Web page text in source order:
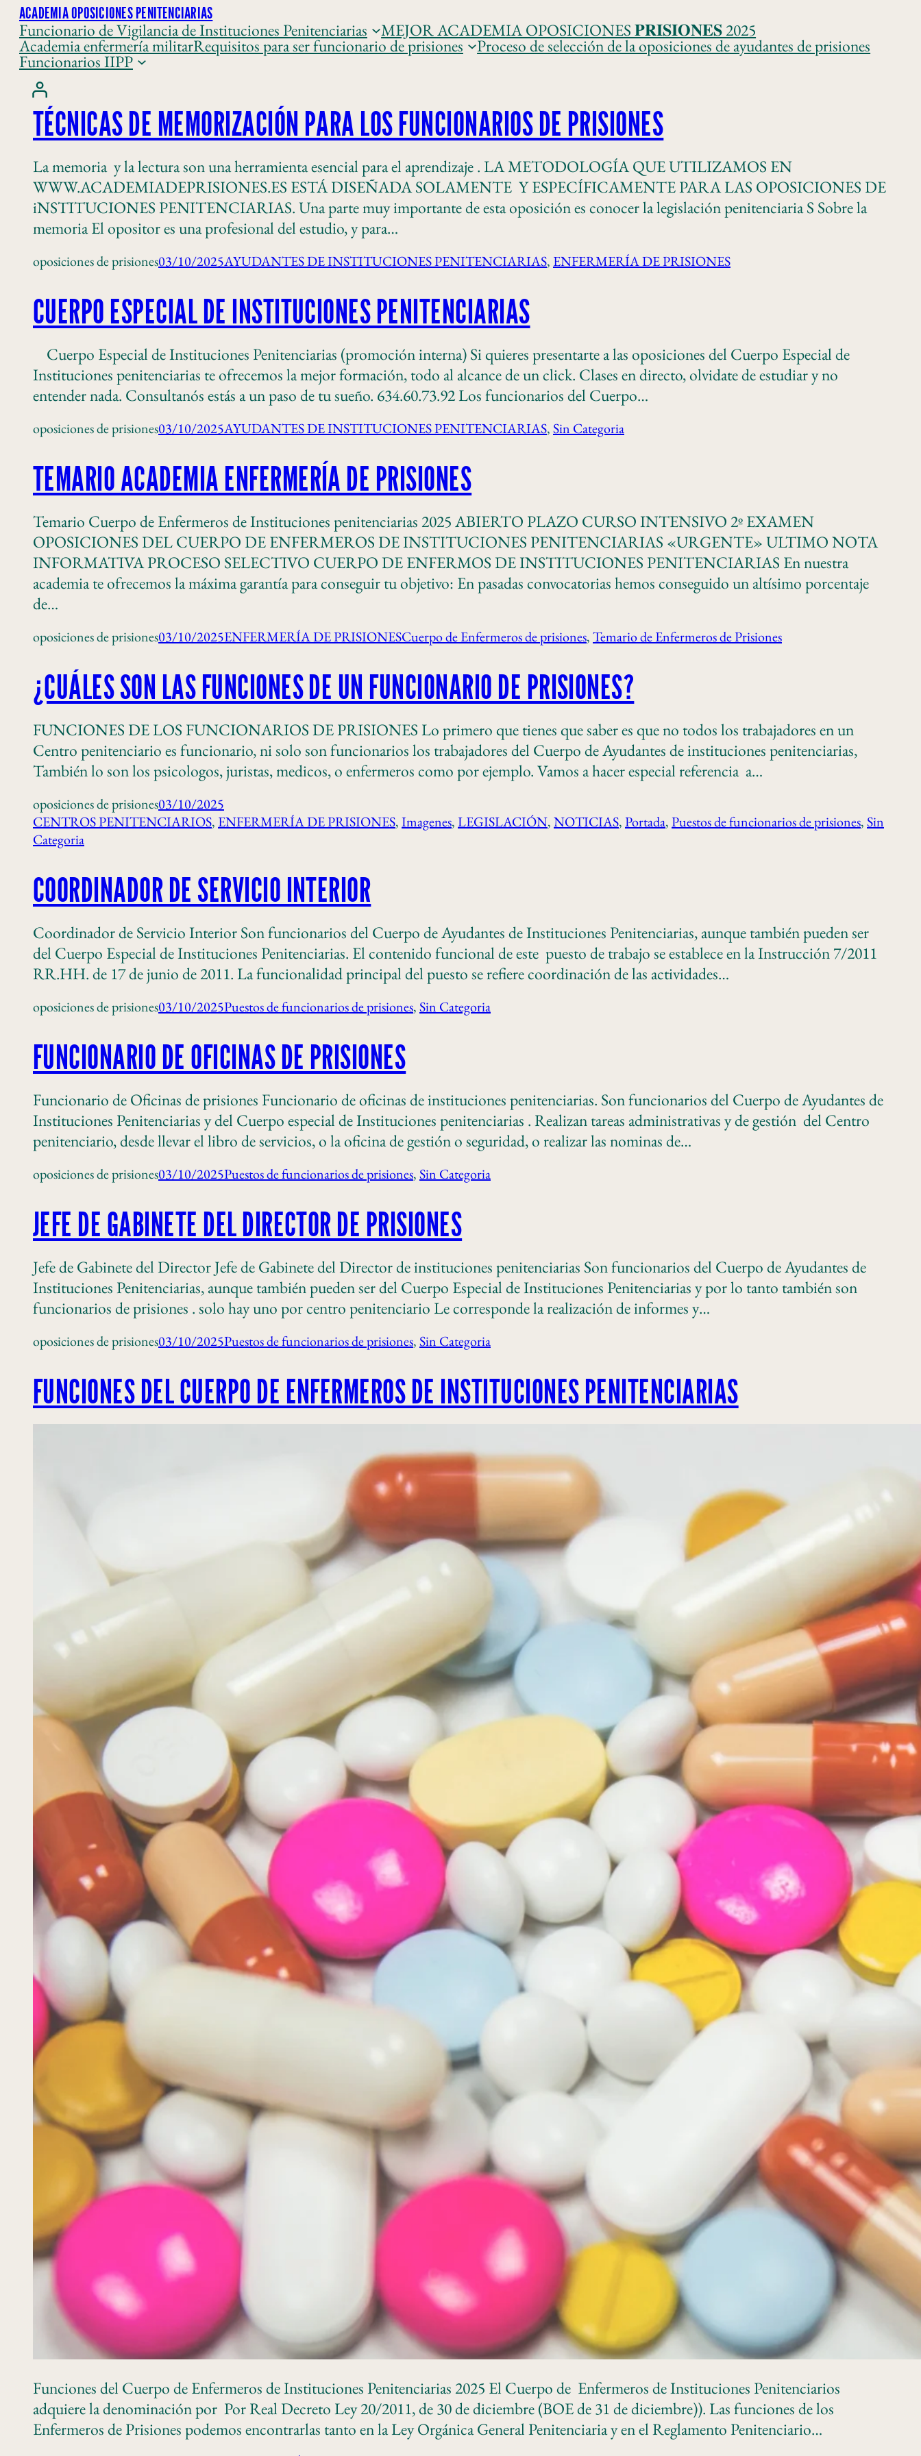
ACADEMIA OPOSICIONES PENITENCIARIAS
Funcionario de Vigilancia de Instituciones Penitenciarias MEJOR ACADEMIA OPOSICIONES 𝐏𝐑𝐈𝐒𝐈𝐎𝐍𝐄𝐒 2025
Academia enfermería militarRequisitos para ser funcionario de prisiones Proceso de selección de la oposiciones de ayudantes de prisiones
Funcionarios IIPP
TÉCNICAS DE MEMORIZACIÓN PARA LOS FUNCIONARIOS DE PRISIONES
La memoria y la lectura son una herramienta esencial para el aprendizaje . LA METODOLOGÍA QUE UTILIZAMOS EN
WWW.ACADEMIADEPRISIONES.ES ESTÁ DISEÑADA SOLAMENTE Y ESPECÍFICAMENTE PARA LAS OPOSICIONES DE
iNSTITUCIONES PENITENCIARIAS. Una parte muy importante de esta oposición es conocer la legislación penitenciaria S Sobre la
memoria El opositor es una profesional del estudio, y para…
oposiciones de prisiones03/10/2025AYUDANTES DE INSTITUCIONES PENITENCIARIAS, ENFERMERÍA DE PRISIONES
CUERPO ESPECIAL DE INSTITUCIONES PENITENCIARIAS
Cuerpo Especial de Instituciones Penitenciarias (promoción interna) Si quieres presentarte a las oposiciones del Cuerpo Especial de
Instituciones penitenciarias te ofrecemos la mejor formación, todo al alcance de un click. Clases en directo, olvidate de estudiar y no
entender nada. Consultanós estás a un paso de tu sueño. 634.60.73.92 Los funcionarios del Cuerpo…
oposiciones de prisiones03/10/2025AYUDANTES DE INSTITUCIONES PENITENCIARIAS, Sin Categoria
TEMARIO ACADEMIA ENFERMERÍA DE PRISIONES
Temario Cuerpo de Enfermeros de Instituciones penitenciarias 2025 ABIERTO PLAZO CURSO INTENSIVO 2º EXAMEN
OPOSICIONES DEL CUERPO DE ENFERMEROS DE INSTITUCIONES PENITENCIARIAS «URGENTE» ULTIMO NOTA
INFORMATIVA PROCESO SELECTIVO CUERPO DE ENFERMOS DE INSTITUCIONES PENITENCIARIAS En nuestra
academia te ofrecemos la máxima garantía para conseguir tu objetivo: En pasadas convocatorias hemos conseguido un altísimo porcentaje
de…
oposiciones de prisiones03/10/2025ENFERMERÍA DE PRISIONESCuerpo de Enfermeros de prisiones, Temario de Enfermeros de Prisiones
¿CUÁLES SON LAS FUNCIONES DE UN FUNCIONARIO DE PRISIONES?
FUNCIONES DE LOS FUNCIONARIOS DE PRISIONES Lo primero que tienes que saber es que no todos los trabajadores en un
Centro penitenciario es funcionario, ni solo son funcionarios los trabajadores del Cuerpo de Ayudantes de instituciones penitenciarias,
También lo son los psicologos, juristas, medicos, o enfermeros como por ejemplo. Vamos a hacer especial referencia a…
oposiciones de prisiones03/10/2025
CENTROS PENITENCIARIOS, ENFERMERÍA DE PRISIONES, Imagenes, LEGISLACIÓN, NOTICIAS, Portada, Puestos de funcionarios de prisiones, Sin
Categoria
COORDINADOR DE SERVICIO INTERIOR
Coordinador de Servicio Interior Son funcionarios del Cuerpo de Ayudantes de Instituciones Penitenciarias, aunque también pueden ser
del Cuerpo Especial de Instituciones Penitenciarias. El contenido funcional de este puesto de trabajo se establece en la Instrucción 7/2011
RR.HH. de 17 de junio de 2011. La funcionalidad principal del puesto se refiere coordinación de las actividades…
oposiciones de prisiones03/10/2025Puestos de funcionarios de prisiones, Sin Categoria
FUNCIONARIO DE OFICINAS DE PRISIONES
Funcionario de Oficinas de prisiones Funcionario de oficinas de instituciones penitenciarias. Son funcionarios del Cuerpo de Ayudantes de
Instituciones Penitenciarias y del Cuerpo especial de Instituciones penitenciarias . Realizan tareas administrativas y de gestión del Centro
penitenciario, desde llevar el libro de servicios, o la oficina de gestión o seguridad, o realizar las nominas de…
oposiciones de prisiones03/10/2025Puestos de funcionarios de prisiones, Sin Categoria
JEFE DE GABINETE DEL DIRECTOR DE PRISIONES
Jefe de Gabinete del Director Jefe de Gabinete del Director de instituciones penitenciarias Son funcionarios del Cuerpo de Ayudantes de
Instituciones Penitenciarias, aunque también pueden ser del Cuerpo Especial de Instituciones Penitenciarias y por lo tanto también son
funcionarios de prisiones . solo hay uno por centro penitenciario Le corresponde la realización de informes y…
oposiciones de prisiones03/10/2025Puestos de funcionarios de prisiones, Sin Categoria
FUNCIONES DEL CUERPO DE ENFERMEROS DE INSTITUCIONES PENITENCIARIAS
Funciones del Cuerpo de Enfermeros de Instituciones Penitenciarias 2025 El Cuerpo de Enfermeros de Instituciones Penitenciarios
adquiere la denominación por Por Real Decreto Ley 20/2011, de 30 de diciembre (BOE de 31 de diciembre)). Las funciones de los
Enfermeros de Prisiones podemos encontrarlas tanto en la Ley Orgánica General Penitenciaria y en el Reglamento Penitenciario…